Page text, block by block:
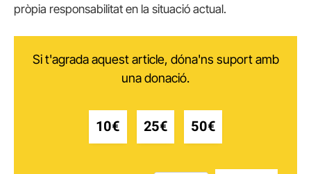
pròpia responsabilitat en la situació actual.
Si t'agrada aquest article, dóna'ns suport amb
una donació.
10€ 25€ 50€